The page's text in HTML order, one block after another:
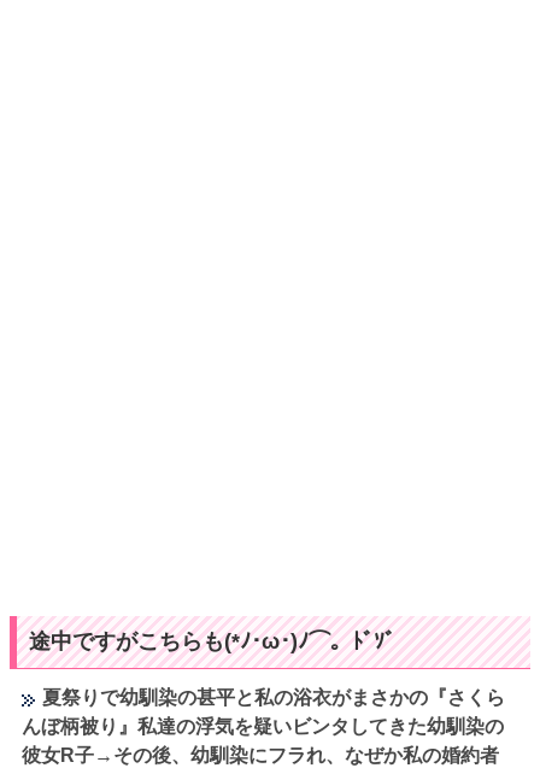
途中ですがこちらも(*ﾉ･ω･)ﾉ⌒。ﾄﾞｿﾞ
夏祭りで幼馴染の甚平と私の浴衣がまさかの『さくら
んぼ柄被り』私達の浮気を疑いビンタしてきた幼馴染の
彼女R子→その後、幼馴染にフラれ、なぜか私の婚約者